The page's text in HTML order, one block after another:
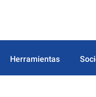
Herramientas